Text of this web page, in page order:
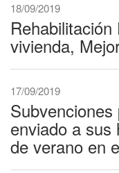
18/09/2019
vivienda,
17/09/2019
enviado a sus
de verano en